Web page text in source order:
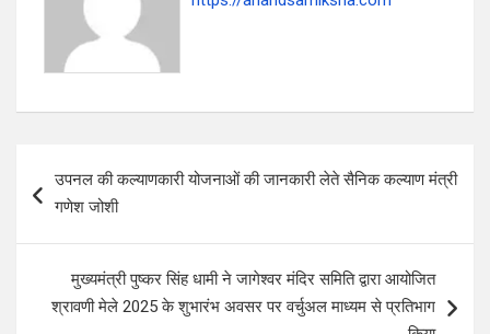
उपनल की कल्याणकारी योजनाओं की जानकारी लेते सैनिक कल्याण मंत्री
गणेश जोशी
मुख्यमंत्री पुष्कर सिंह धामी ने जागेश्वर मंदिर समिति द्वारा आयोजित
श्रावणी मेले 2025 के शुभारंभ अवसर पर वर्चुअल माध्यम से प्रतिभाग